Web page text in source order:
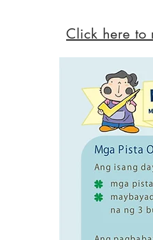
Click here to